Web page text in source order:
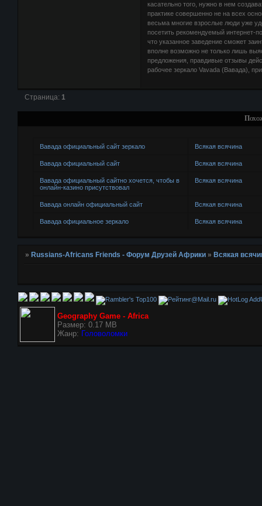
касательно того, нужно в нем
практике совершенно не на всех
весьма многие взрослые люди уже
посетить рекомендуемый интернет-
что указанное заведение сможет
вполне возможно не только лишь
предложения, правдивые отзывы
рабочее зеркало Vavada (Вавада),
Страница: 1
Вавада официальный сайт зеркало Всякая всячина
Вавада официальный сайт Всякая всячина
Вавада официальный сайтно хочется, чтобы в
онлайн-казино присутствовал
Всякая всячина
Вавада онлайн официальный сайт Всякая всячина
Вавада официальное зеркало Всякая всячина
» Russians-Africans Friends - Форум Друзей Африки » Всякая
Geography Game - Africa
Размер: 0.17 MB
Жанр: Головоломки